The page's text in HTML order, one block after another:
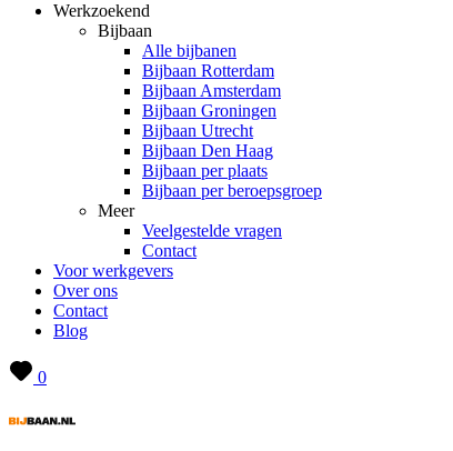
Werkzoekend
Bijbaan
Alle bijbanen
Bijbaan Rotterdam
Bijbaan Amsterdam
Bijbaan Groningen
Bijbaan Utrecht
Bijbaan Den Haag
Bijbaan per plaats
Bijbaan per beroepsgroep
Meer
Veelgestelde vragen
Contact
Voor werkgevers
Over ons
Contact
Blog
0